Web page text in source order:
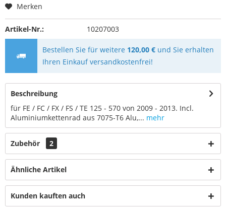
Merken
Artikel-Nr.: 10207003
Bestellen Sie für weitere 120,00 € und Sie erhalten
Ihren Einkauf versandkostenfrei!
Beschreibung
für FE / FC / FX / FS / TE 125 - 570 von 2009 - 2013. Incl.
Aluminiumkettenrad aus 7075-T6 Alu,... mehr
Zubehör 2
Ähnliche Artikel
Kunden kauften auch